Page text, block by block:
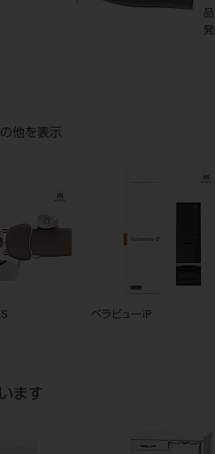
他を表示
3D Accuitomo F17D+
ます